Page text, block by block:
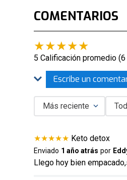
COMENTARIOS
★★★★★
5 Calificación promedio
Escribe un
Título
Más reciente
★★★★★ Keto detox
Enviado 1 año atrás por
Llego hoy bien